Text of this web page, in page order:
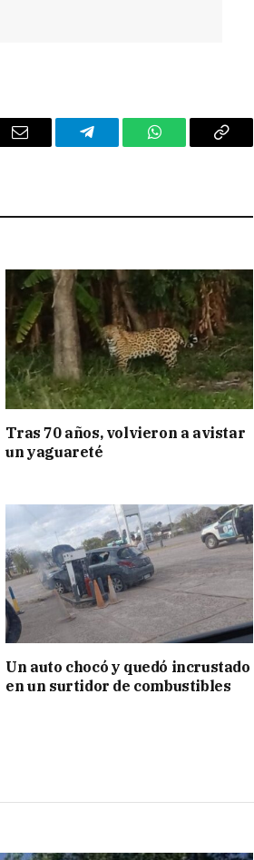
Email Telegram WhatsAppCopy
Tras 70 años, volvieron a avistar
un yaguareté
Un auto chocó y quedó incrustado
en un surtidor de combustibles